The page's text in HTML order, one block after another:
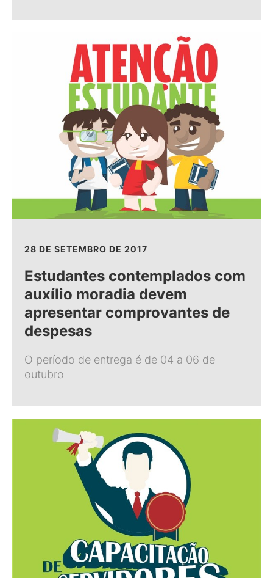
28 DE SETEMBRO DE 2017
Estudantes contemplados com
auxílio moradia devem
apresentar comprovantes de
despesas
O período de entrega é de 04 a 06 de
outubro